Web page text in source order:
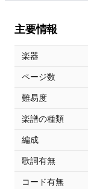
主要情報
楽器
ページ数
難易度
楽譜の種類
編成
歌詞有無
コード有無